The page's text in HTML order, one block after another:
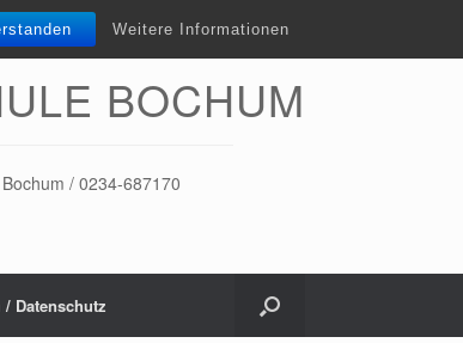
Weitere Informationen
BOCHUM
/ 0234-687170
Datenschutz